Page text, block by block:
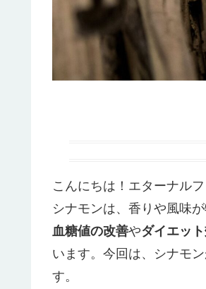
こんにちは！エターナル
シナモンは、香りや風味
血糖値の改善やダイエッ
います。今回は、シナモ
す。